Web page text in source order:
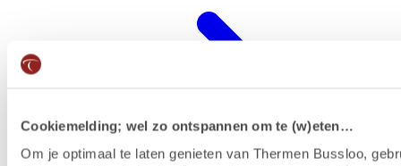
Cookiemelding; wel zo ontspannen om te (w)eten…
Om je optimaal te laten genieten van Thermen Bussloo,